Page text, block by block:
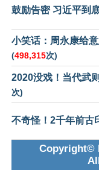
鼓励告密 习近平到
小笑话：周永康给
(498,315次)
2020没戏！当代武
次)
不奇怪！2千年前古
Copyright©